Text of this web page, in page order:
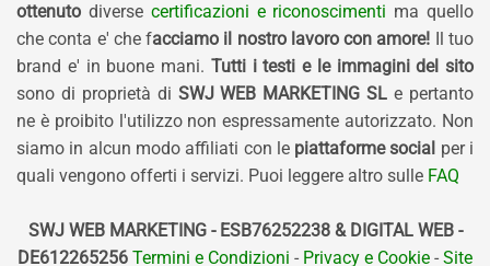
ottenuto diverse certificazioni e riconoscimenti ma quello
che conta e' che facciamo il nostro lavoro con amore! Il tuo
brand e' in buone mani. Tutti i testi e le immagini del sito
sono di proprietà di SWJ WEB MARKETING SL e pertanto
ne è proibito l'utilizzo non espressamente autorizzato. Non
siamo in alcun modo affiliati con le piattaforme social per i
quali vengono offerti i servizi. Puoi leggere altro sulle FAQ
SWJ WEB MARKETING - ESB76252238 & DIGITAL WEB -
DE612265256 Termini e Condizioni - Privacy e Cookie - Site